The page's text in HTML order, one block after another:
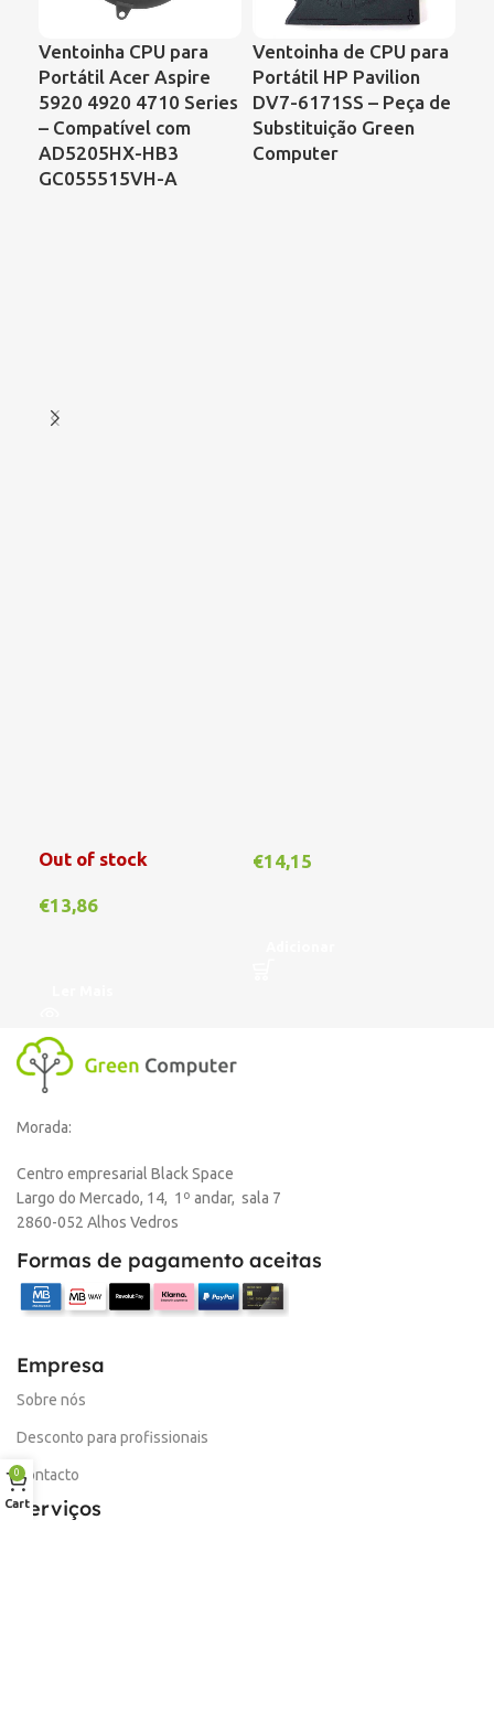
Ventoinha CPU para
Portátil Acer Aspire
5920 4920 4710 Series
– Compatível com
AD5205HX-HB3
GC055515VH-A
Out of stock
€13,86
Ventoinha de CPU para
Portátil HP Pavilion
DV7-6171SS – Peça de
Substituição Green
Computer
€14,15
Morada:
Centro empresarial Black Space
Largo do Mercado, 14, 1º andar, sala 7
2860-052 Alhos Vedros
Formas de pagamento aceitas
Empresa
Sobre nós
Desconto para profissionais
Contacto
Serviços
0
Cart